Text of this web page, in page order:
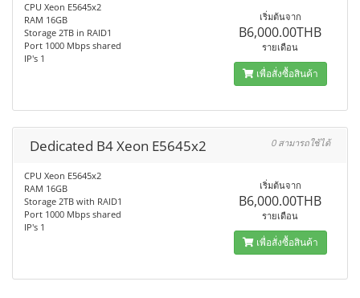
CPU Xeon E5645x2
RAM 16GB
Storage 2TB in RAID1
Port 1000 Mbps shared
IP's 1
เริ่มต้นจาก
B6,000.00THB
รายเดือน
เพื่อสั่งซื้อสินค้า
Dedicated B4 Xeon E5645x2 0 สามารถใช้ได้
CPU Xeon E5645x2
RAM 16GB
Storage 2TB with RAID1
Port 1000 Mbps shared
IP's 1
เริ่มต้นจาก
B6,000.00THB
รายเดือน
เพื่อสั่งซื้อสินค้า